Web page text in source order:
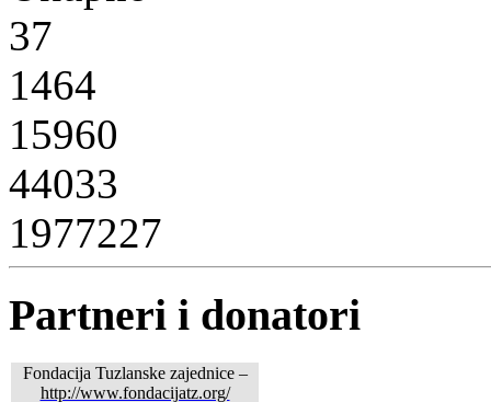
37
1464
15960
44033
1977227
Partneri i donatori
Fondacija Tuzlanske zajednice –
http://www.fondacijatz.org/